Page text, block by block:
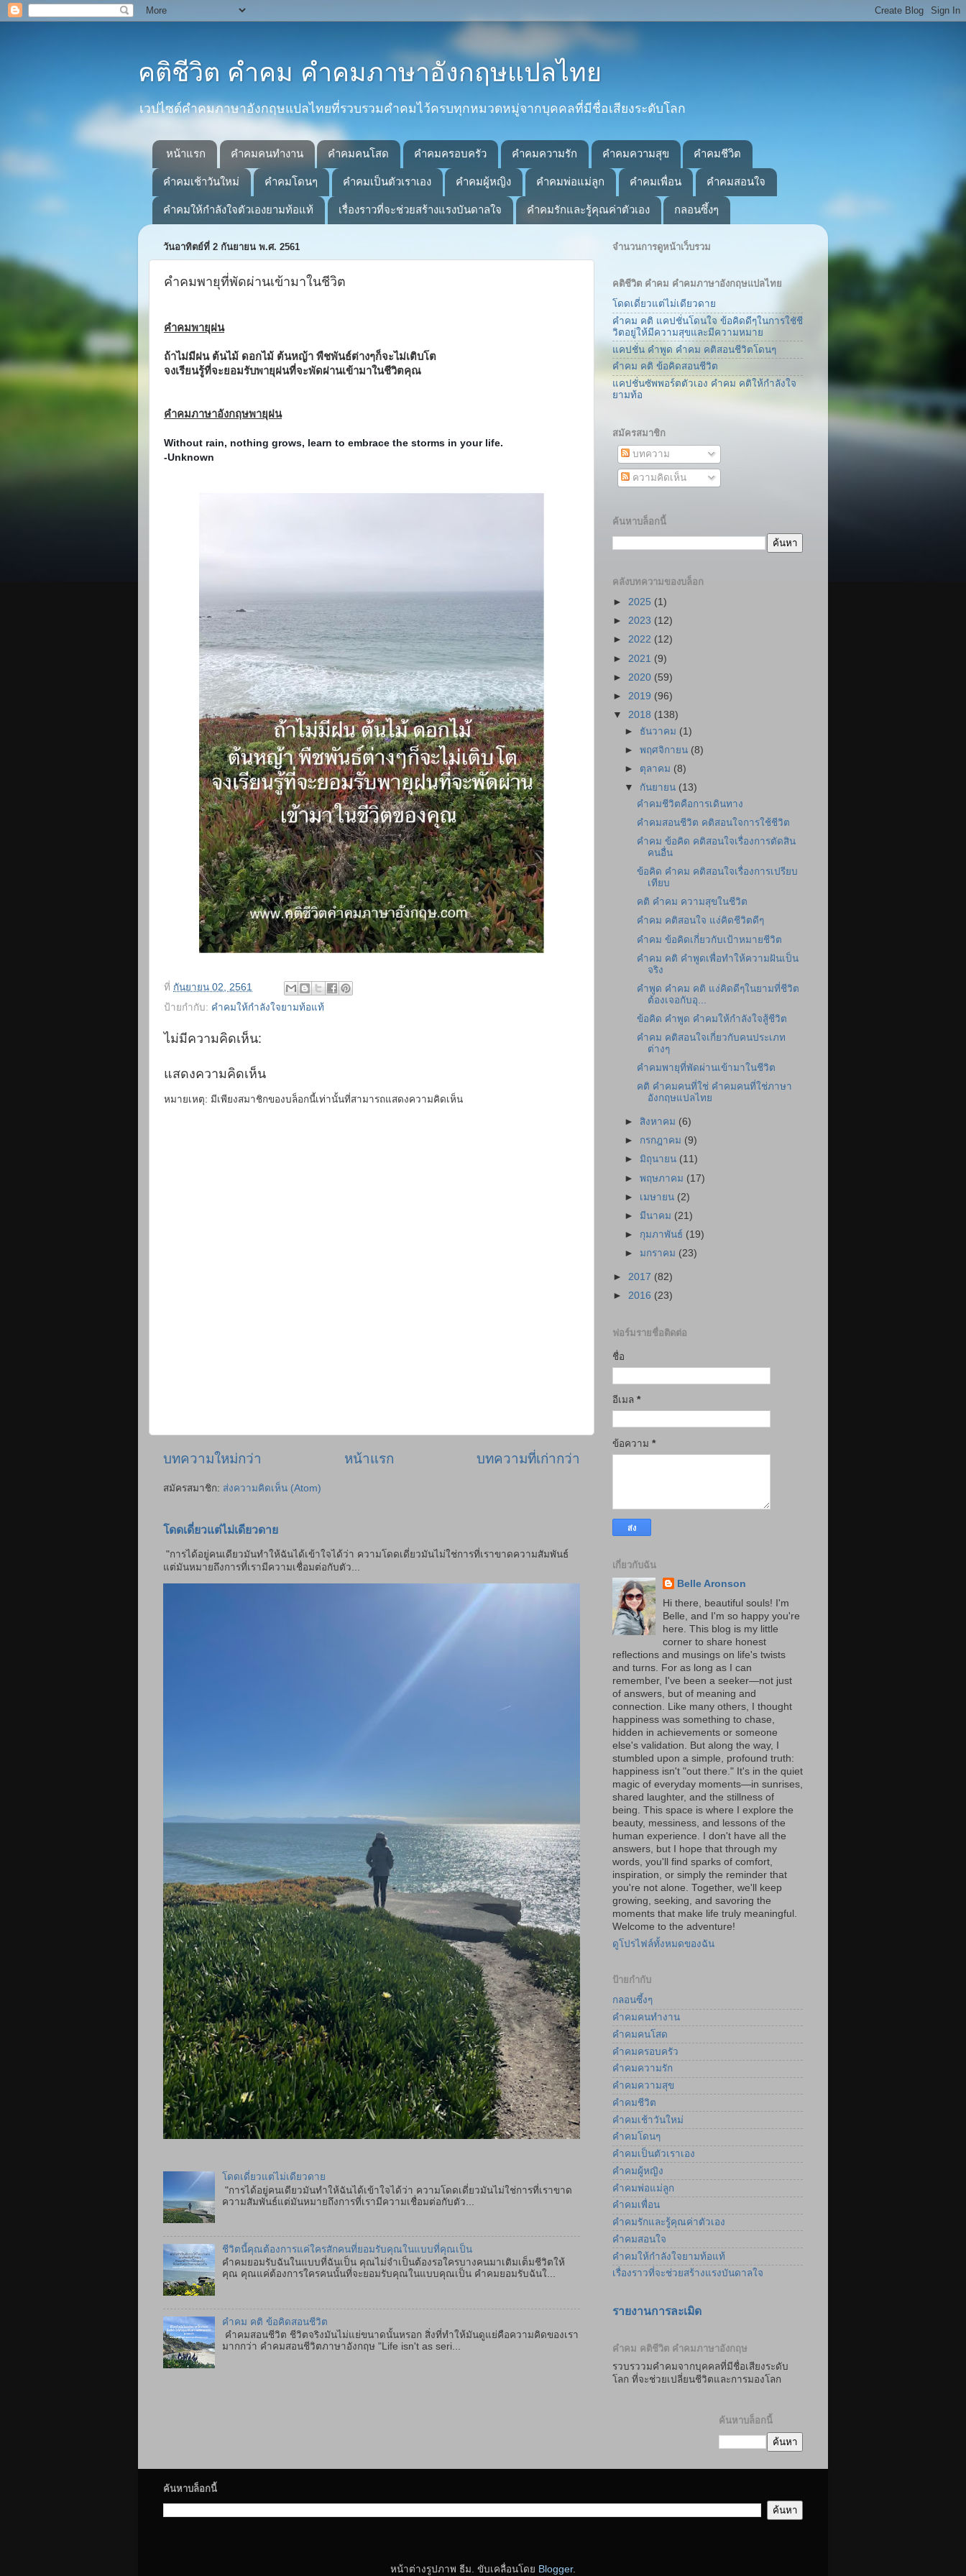
คติชีวิต คำคม คำคมภาษาอังกฤษแปลไทย
เวปไซด์คำคมภาษาอังกฤษแปลไทยที่รวบรวมคำคมไว้ครบทุกหมวดหมู่จากบุคคลที่มีชื่อเสียงระดับโลก
หน้าแรก คำคมคนทำงาน คำคมคนโสด คำคมครอบครัว คำคมความรัก คำคมความสุข คำคมชีวิต
คำคมเช้าวันใหม่ คำคมโดนๆ คำคมเป็นตัวเราเอง คำคมผู้หญิง คำคมพ่อแม่ลูก คำคมเพื่อน คำคมสอนใจ
คำคมให้กำลังใจตัวเองยามท้อแท้ เรื่องราวที่จะช่วยสร้างแรงบันดาลใจ คำคมรักและรู้คุณค่าตัวเอง กลอนซึ้งๆ
วันอาทิตย์ที่ 2 กันยายน พ.ศ. 2561
คำคมพายุที่พัดผ่านเข้ามาในชีวิต
คำคมพายุฝน
ถ้าไม่มีฝน ต้นไม้ ดอกไม้ ต้นหญ้า พืชพันธ์ต่างๆก็จะไม่เติบโต
จงเรียนรู้ที่จะยอมรับพายุฝนที่จะพัดผ่านเข้ามาในชีวิตคุณ
คำคมภาษาอังกฤษพายุฝน
Without rain, nothing grows, learn to embrace the storms in your life.
-Unknown
ที่ กันยายน 02, 2561
ป้ายกำกับ: คำคมให้กำลังใจยามท้อแท้
ไม่มีความคิดเห็น:
แสดงความคิดเห็น
หมายเหตุ: มีเพียงสมาชิกของบล็อกนี้เท่านั้นที่สามารถแสดงความคิดเห็น
บทความใหม่กว่า บทความที่เก่ากว่า
หน้าแรก
สมัครสมาชิก: ส่งความคิดเห็น (Atom)
โดดเดี่ยวแต่ไม่เดียวดาย
"การได้อยู่คนเดียวมันทำให้ฉันได้เข้าใจได้ว่า ความโดดเดี่ยวมันไม่ใช่การที่เราขาดความสัมพันธ์
แต่มันหมายถึงการที่เรามีความเชื่อมต่อกับตัว...
โดดเดี่ยวแต่ไม่เดียวดาย
"การได้อยู่คนเดียวมันทำให้ฉันได้เข้าใจได้ว่า ความโดดเดี่ยวมันไม่ใช่การที่เราขาด
ความสัมพันธ์แต่มันหมายถึงการที่เรามีความเชื่อมต่อกับตัว...
ชีวิตนี้คุณต้องการแค่ใครสักคนที่ยอมรับคุณในแบบที่คุณเป็น
คำคมยอมรับฉันในแบบที่ฉันเป็น คุณไม่จำเป็นต้องรอใครบางคนมาเติมเต็มชีวิตให้
คุณ คุณแค่ต้องการใครคนนั้นที่จะยอมรับคุณในแบบคุณเป็น คำคมยอมรับฉันใ...
คำคม คติ ข้อคิดสอนชีวิต
คำคมสอนชีวิต ชีวิตจริงมันไม่แย่ขนาดนั้นหรอก สิ่งที่ทำให้มันดูแย่คือความคิดของเรา
มากกว่า คำคมสอนชีวิตภาษาอังกฤษ "Life isn't as seri...
จำนวนการดูหน้าเว็บรวม
คติชีวิต คำคม คำคมภาษาอังกฤษแปลไทย
โดดเดี่ยวแต่ไม่เดียวดาย
คำคม คติ แคปชั่นโดนใจ ข้อคิดดีๆในการใชัชี
วิตอยู่ให้มีความสุขและมีความหมาย
แคปชั่น คำพูด คำคม คติสอนชีวิตโดนๆ
คำคม คติ ข้อคิดสอนชีวิต
แคปชั่นซัพพอร์ตตัวเอง คำคม คติให้กำลังใจ
ยามท้อ
สมัครสมาชิก
บทความ
ความคิดเห็น
ค้นหาบล็อกนี้
คลังบทความของบล็อก
► 2025 (1)
► 2023 (12)
► 2022 (12)
► 2021 (9)
► 2020 (59)
► 2019 (96)
▼ 2018 (138)
► ธันวาคม (1)
►พฤศจิกายน (8)
► ตุลาคม (8)
▼ กันยายน (13)
คำคมชีวิตคือการเดินทาง
คำคมสอนชีวิต คติสอนใจการใช้ชีวิต
คำคม ข้อคิด คติสอนใจเรื่องการตัดสิน
คนอื่น
ข้อคิด คำคม คติสอนใจเรื่องการเปรียบ
เทียบ
คติ คำคม ความสุขในชีวิต
คำคม คติสอนใจ แง่คิดชีวิตดีๆ
คำคม ข้อคิดเกี่ยวกับเป้าหมายชีวิต
คำคม คติ คำพูดเพื่อทำให้ความฝันเป็น
จริง
คำพูด คำคม คติ แง่คิดดีๆในยามที่ชีวิต
ต้องเจอกับอุ...
ข้อคิด คำพูด คำคมให้กำลังใจสู้ชีวิต
คำคม คติสอนใจเกี่ยวกับคนประเภท
ต่างๆ
คำคมพายุที่พัดผ่านเข้ามาในชีวิต
คติ คำคมคนที่ใช่ คำคมคนที่ใช่ภาษา
อังกฤษแปลไทย
► สิงหาคม (6)
► กรกฎาคม (9)
► มิถุนายน (11)
►พฤษภาคม (17)
► เมษายน (2)
► มีนาคม (21)
► กุมภาพันธ์ (19)
► มกราคม (23)
► 2017 (82)
► 2016 (23)
ฟอร์มรายชื่อติดต่อ
ชื่อ
อีเมล *
ข้อความ *
เกี่ยวกับฉัน
Belle Aronson
Hi there, beautiful souls! I'm
Belle, and I'm so happy you're
here. This blog is my little
corner to share honest
reflections and musings on life's twists
and turns. For as long as I can
remember, I've been a seeker—not just
of answers, but of meaning and
connection. Like many others, I thought
happiness was something to chase,
hidden in achievements or someone
else's validation. But along the way, I
stumbled upon a simple, profound truth:
happiness isn't "out there." It's in the quiet
magic of everyday moments—in sunrises,
shared laughter, and the stillness of
being. This space is where I explore the
beauty, messiness, and lessons of the
human experience. I don't have all the
answers, but I hope that through my
words, you'll find sparks of comfort,
inspiration, or simply the reminder that
you're not alone. Together, we'll keep
growing, seeking, and savoring the
moments that make life truly meaningful.
Welcome to the adventure!
ดูโปรไฟล์ทั้งหมดของฉัน
ป้ายกำกับ
กลอนซึ้งๆ
คำคมคนทำงาน
คำคมคนโสด
คำคมครอบครัว
คำคมความรัก
คำคมความสุข
คำคมชีวิต
คำคมเช้าวันใหม่
คำคมโดนๆ
คำคมเป็นตัวเราเอง
คำคมผู้หญิง
คำคมพ่อแม่ลูก
คำคมเพื่อน
คำคมรักและรู้คุณค่าตัวเอง
คำคมสอนใจ
คำคมให้กำลังใจยามท้อแท้
เรื่องราวที่จะช่วยสร้างแรงบันดาลใจ
รายงานการละเมิด
คำคม คติชีวิต คำคมภาษาอังกฤษ
รวบรววมคำคมจากบุคคลที่มีชื่อเสียงระดับ
โลก ที่จะช่วยเปลี่ยนชีวิตและการมองโลก
ค้นหาบล็อกนี้
ค้นหาบล็อกนี้
หน้าต่างรูปภาพ ธีม. ขับเคลื่อนโดย Blogger.